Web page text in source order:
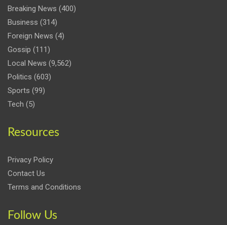
Breaking News (400)
Business (314)
Foreign News (4)
Gossip (111)
Local News (9,562)
Politics (603)
Sports (99)
Tech (5)
Resources
Privacy Policy
Contact Us
Terms and Conditions
Follow Us